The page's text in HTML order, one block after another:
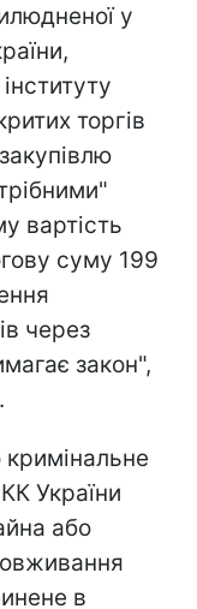
у
торгів
вартість
суму 199
через
закон",
України
або
в